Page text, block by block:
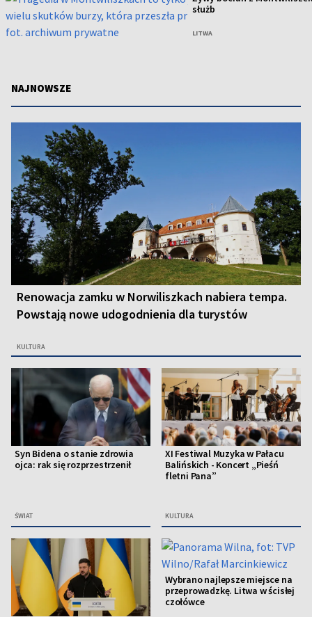
służb
LITWA
NAJNOWSZE
Renowacja zamku w Norwiliszkach nabiera tempa.
Powstają nowe udogodnienia dla turystów
KULTURA
Syn Bidena o stanie zdrowia
ojca: rak się rozprzestrzenił
ŚWIAT
XI Festiwal Muzyka w Pałacu
Balińskich - Koncert „Pieśń
fletni Pana”
KULTURA
Wybrano najlepsze miejsce na
przeprowadzkę. Litwa w ścisłej
czołówce